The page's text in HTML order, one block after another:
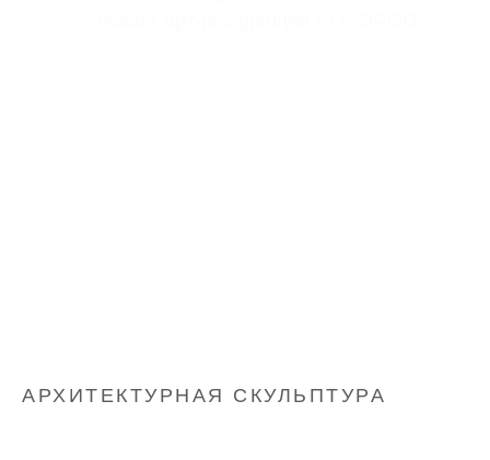
АРХИТЕКТУРНАЯ СКУЛЬПТУРА